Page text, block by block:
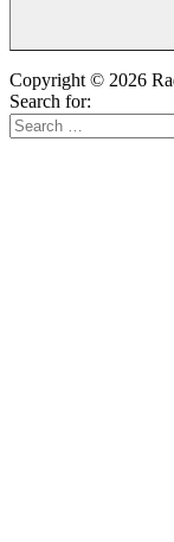
Copyright © 2026
Search for: